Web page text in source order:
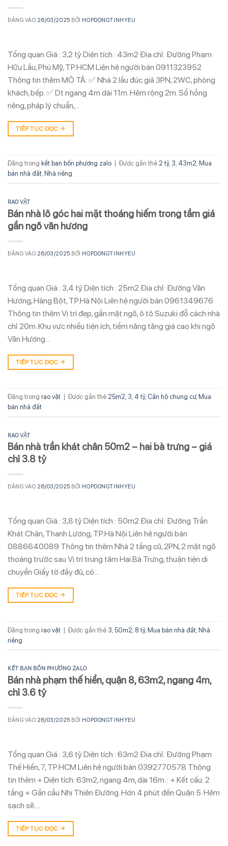
ĐĂNG VÀO 26/03/2025 BỞI HOPDONGTINHYEU
Tổng quan Giá : 3,2 tỷ Diện tích : 43m2 Địa chỉ: Đường Phạm
Hữu Lầu, Phú Mỹ, TP.HCM Liên hệ người bán 0911323952
Thông tin thêm MÔ TẢ: ✅ Nhà 2 lầu đúc giả 3PN, 2WC, phòng
khách, bếp. ✅ Dt ngang 4m dài 11m. Hẻm rộng 2m. Sổ hồng
riêng, pháp lý chuẩn,…
TIẾP TỤC ĐỌC →
Đăng trong kết bạn bốn phương zalo Được gắn thẻ 2 tỷ, 3, 43m2, Mua
bán nhà đất, Nhà riêng
RAO VẶT
Bán nhà lô góc hai mặt thoáng hiếm trong tầm giá
gần ngõ văn hương
ĐĂNG VÀO 26/03/2025 BỞI HOPDONGTINHYEU
Tổng quan Giá : 3,4 tỷ Diện tích : 25m2 Địa chỉ: Đường Văn
Hương, Hàng Bột, TP.Hà Nội Liên hệ người bán 0961349676
Thông tin thêm Vị trí đẹp, gần mặt ngõ, ô tô Suzuki đỗ cách nhà
chỉ 20m. Khu vực nhiều tiện ích, tiềm năng tăng giá cao khi ngõ
Văn Hương…
TIẾP TỤC ĐỌC →
Đăng trong rao vặt Được gắn thẻ 25m2 3 4 tỷ, Căn hộ chung cư, Mua
bán nhà đất
RAO VẶT
Bán nhà trần khát chân 50m2 – hai bà trưng – giá
chỉ 3.8 tỷ
ĐĂNG VÀO 26/03/2025 BỞI HOPDONGTINHYEU
Tổng quan Giá : 3,8 tỷ Diện tích : 50m2 Địa chỉ: Đường Trần
Khát Chân, Thanh Lương, TP.Hà Nội Liên hệ người bán
0886640089 Thông tin thêm Nhà 2 tầng cũ, 2PN, 2 mặt ngõ
thoáng trước sau Vị trí trung tâm Hai Bà Trưng, thuận tiện di
chuyển Giấy tờ đầy đủ, có…
TIẾP TỤC ĐỌC →
Đăng trong rao vặt | Được gắn thẻ 3 50m2 8 tỷ, Mua bán nhà đất Nhà
riêng
KẾT BẠN BỐN PHƯƠNG ZALO
Bán nhà phạm thế hiển, quận 8, 63m2, ngang 4m,
chỉ 3.6 tỷ
ĐĂNG VÀO 26/03/2025 BỞI HOPDONGTINHYEU
Tổng quan Giá : 3,6 tỷ Diện tích : 63m2 Địa chỉ: Đường Phạm
Thế Hiển, 7, TP.HCM Liên hệ người bán 0392770578 Thông
tin thêm + Diện tích: 63m2, ngang 4m, dài 16m. : + Kết cấu: 2
tầng + Gần cầu Nhị Thiên Đường. Hơn 4 phút đến Quận 5. Hẻm
sạch sẽ….
TIẾP TỤC ĐỌC →